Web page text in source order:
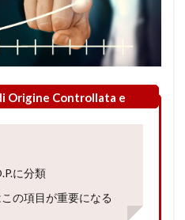
に分類
の項目が重要になる